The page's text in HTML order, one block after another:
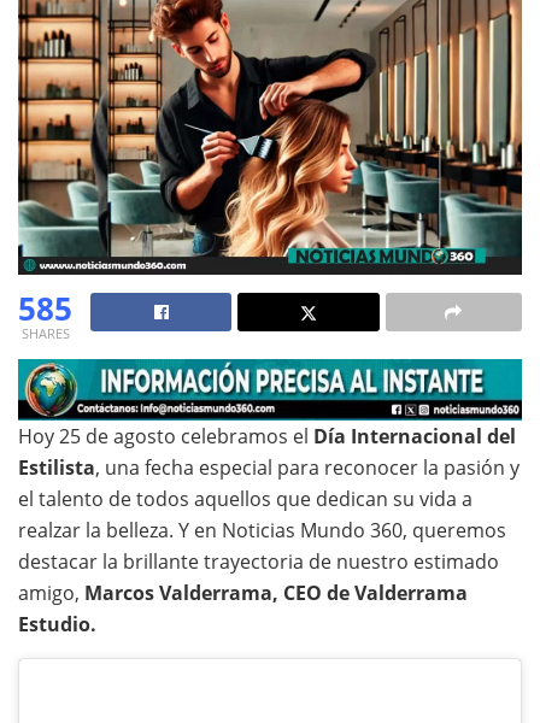
585
SHARES
Hoy 25 de agosto celebramos el Día Internacional del
Estilista, una fecha especial para reconocer la pasión y
el talento de todos aquellos que dedican su vida a
realzar la belleza. Y en Noticias Mundo 360, queremos
destacar la brillante trayectoria de nuestro estimado
amigo, Marcos Valderrama, CEO de Valderrama
Estudio.